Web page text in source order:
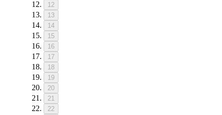
12
13
14
15
16
17
18
19
20
21
22